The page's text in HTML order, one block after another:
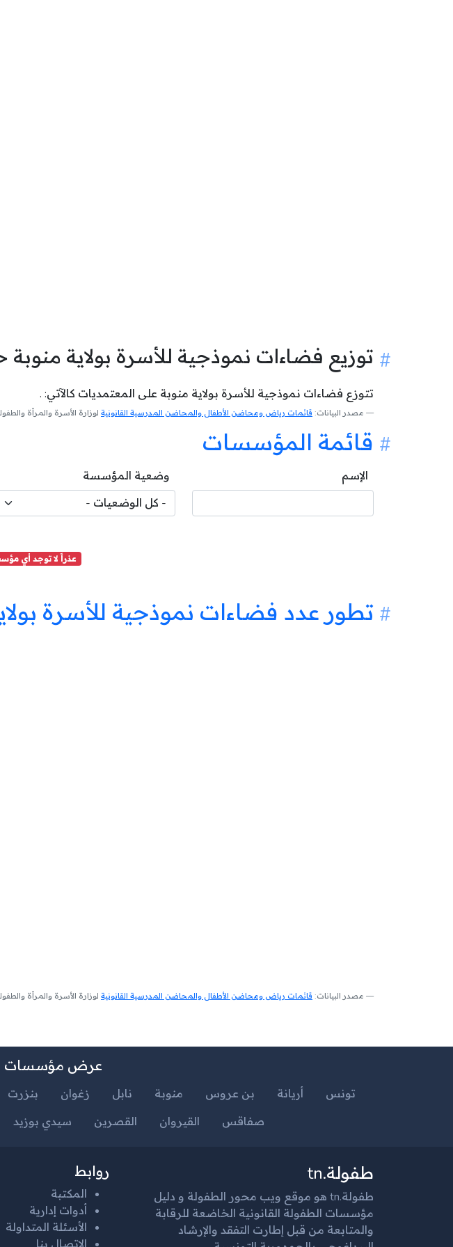
توزيع فضاءات نموذجية للأسرة بولاية
تتوزع فضاءات نموذجية للأسرة بولاية منوبة على المعتمديات كالآتي: .
مصدر البيانات: قائمات رياض ومحاضن الأطفال والمحاضن المدرسية القانونية لوزارة الأسرة والمرأة والطفولة وكبار السن
قائمة المؤسسات
الإسم وضعية المؤسسة
عذراً لا توجد أي
تطور عدد فضاءات نموذجية للأسرة
مصدر البيانات: قائمات رياض ومحاضن الأطفال والمحاضن المدرسية القانونية لوزارة الأسرة والمرأة والطفولة وكبار السن
عرض مؤسسات
تونس أريانة بن عروس منوبة نابل زغوان بنزرت
صفاقس
القيروان القصرين سيدي بوزيد
طفولة.tn
طفولة.tn هو موقع ويب محور الطفولة و دليل
مؤسسات الطفولة القانونية الخاضعة للرقابة
والمتابعة من قبل إطارت التفقد والإرشاد
روابط
المكتبة
أدوات إدارية
الأسئلة المتداولة